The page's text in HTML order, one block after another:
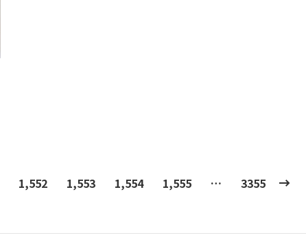
1,552 1,553 1,554 1,555 … 3355